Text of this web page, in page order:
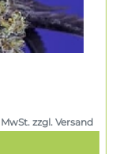
zzgl. Versand